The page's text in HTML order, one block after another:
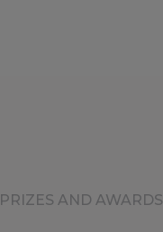
PRIZES AND AWARDS